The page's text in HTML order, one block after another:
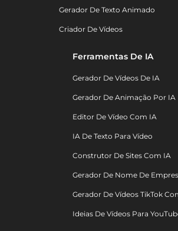
Gerador De Texto Animado
Criador De Vídeos
Ferramentas De IA
Gerador De Vídeos De IA
Gerador De Animação Por IA
Editor De Vídeo Com IA
IA De Texto Para Vídeo
Construtor De Sites Com IA
Gerador De Nome De
Gerador De Vídeos TikTok
Ideias De Vídeos Para